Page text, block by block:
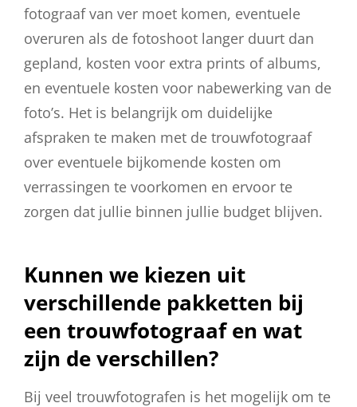
fotograaf van ver moet komen, eventuele
overuren als de fotoshoot langer duurt dan
gepland, kosten voor extra prints of albums,
en eventuele kosten voor nabewerking van de
foto’s. Het is belangrijk om duidelijke
afspraken te maken met de trouwfotograaf
over eventuele bijkomende kosten om
verrassingen te voorkomen en ervoor te
zorgen dat jullie binnen jullie budget blijven.
Kunnen we kiezen uit
verschillende pakketten bij
een trouwfotograaf en wat
zijn de verschillen?
Bij veel trouwfotografen is het mogelijk om te